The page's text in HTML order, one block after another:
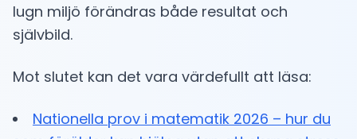
lugn miljö förändras både resultat och
självbild.
Mot slutet kan det vara värdefullt att läsa:
Nationella prov i matematik 2026 – hur du